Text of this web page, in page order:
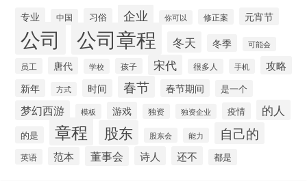
专业 中国 习俗 企业 你可以 修正案 元宵节
公司 公司章程 冬天 冬季 可能会
员工 唐代 学校 孩子 宋代 很多人 手机 攻略
新年 方式 时间 春节 春节期间 是一个
梦幻西游 模板 游戏 独资 独资企业 疫情 的人
的是 章程 股东 股东会 能力 自己的
英语 范本 董事会 诗人 还不 都是